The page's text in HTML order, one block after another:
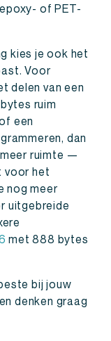
of PET-
kies je ook het
Voor
delen van een
ruim
een
dan
ruimte —
voor het
nog meer
uitgebreide
met 888 bytes
bij jouw
denken graag